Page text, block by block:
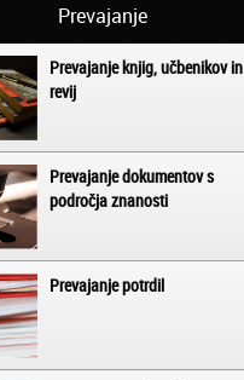
Prevajanje
Prevajanje knjig, učbenikov in
revij
Prevajanje dokumentov s
področja znanosti
Prevajanje potrdil